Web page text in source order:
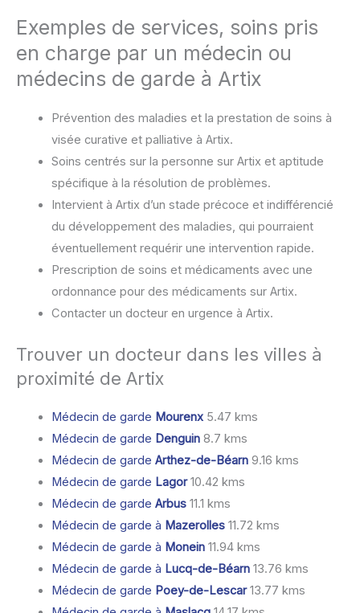
Exemples de services, soins pris
en charge par un médecin ou
médecins de garde à Artix
Prévention des maladies et la prestation de soins à
visée curative et palliative à Artix.
Soins centrés sur la personne sur Artix et aptitude
spécifique à la résolution de problèmes.
Intervient à Artix d’un stade précoce et indifférencié
du développement des maladies, qui pourraient
éventuellement requérir une intervention rapide.
Prescription de soins et médicaments avec une
ordonnance pour des médicaments sur Artix.
Contacter un docteur en urgence à Artix.
Trouver un docteur dans les villes à
proximité de Artix
Médecin de garde Mourenx5.47 kms
Médecin de garde Denguin8.7 kms
Médecin de garde Arthez-de-Béarn9.16 kms
Médecin de garde Lagor10.42 kms
Médecin de garde Arbus11.1 kms
Médecin de garde à Mazerolles11.72 kms
Médecin de garde à Monein11.94 kms
Médecin de garde à Lucq-de-Béarn13.76 kms
Médecin de garde Poey-de-Lescar13.77 kms